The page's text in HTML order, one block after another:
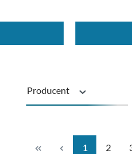
Producent
Strona
1 Strona
2